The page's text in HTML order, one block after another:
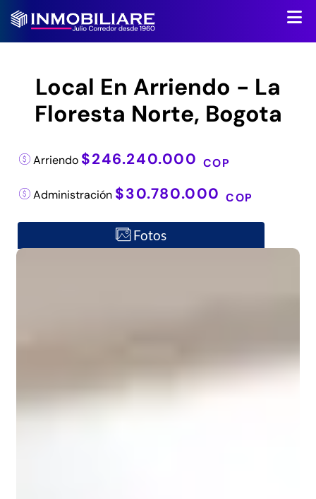
Local En Arriendo - La
Floresta Norte, Bogota
Arriendo $246.240.000 COP
Administración $30.780.000COP
Fotos